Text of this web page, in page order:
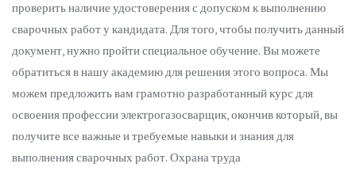
проверить наличие удостоверения с допуском к выполнению
сварочных работ у кандидата. Для того, чтобы получить данный
документ, нужно пройти специальное обучение. Вы можете
обратиться в нашу академию для решения этого вопроса. Мы
можем предложить вам грамотно разработанный курс для
освоения профессии электрогазосварщик, окончив который, вы
получите все важные и требуемые навыки и знания для
выполнения сварочных работ. Охрана труда